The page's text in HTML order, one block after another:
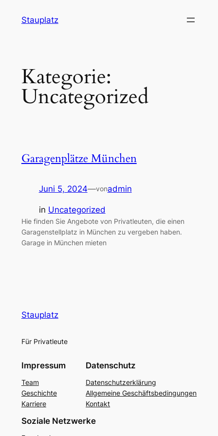
InhaltStauplatz
Kategorie:
Uncategorized
Garagenplätze München
Juni 5, 2024—vonadmin
in Uncategorized
Hie finden Sie Angebote von Privatleuten, die einen
Garagenstellplatz in München zu vergeben haben.
Garage in München mieten
Stauplatz
Für Privatleute
Impressum
Team
Geschichte
Karriere
Datenschutz
Datenschutzerklärung
Allgemeine Geschäftsbedingungen
Kontakt
Soziale Netzwerke